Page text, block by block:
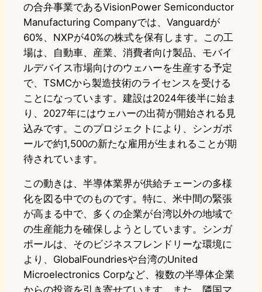
の合弁事業であるVisionPower Semiconductor
Manufacturing Companyでは、Vanguardが
60%、NXPが40%の株式を保有します。この工
場は、自動車、産業、消費者向け製品、モバイ
ルデバイス市場向けのウェハーを生産する予定
で、TSMCから製造技術のライセンスを受ける
ことになっています。建設は2024年後半に始ま
り、2027年にはウェハーの出荷が開始される見
込みです。このプロジェクトにより、シンガポ
ールで約1,500の新たな雇用が生まれることが期
待されています。
この動きは、半導体業界が供給チェーンの多様
化を図る中でのものです。特に、米中間の緊張
が高まる中で、多くの企業が台湾以外の地域で
の生産能力を確保しようとしています。シンガ
ポールは、そのビジネスフレンドリーな環境に
より、GlobalFoundriesや台湾のUnited
Microelectronics Corpなど、複数の半導体企業